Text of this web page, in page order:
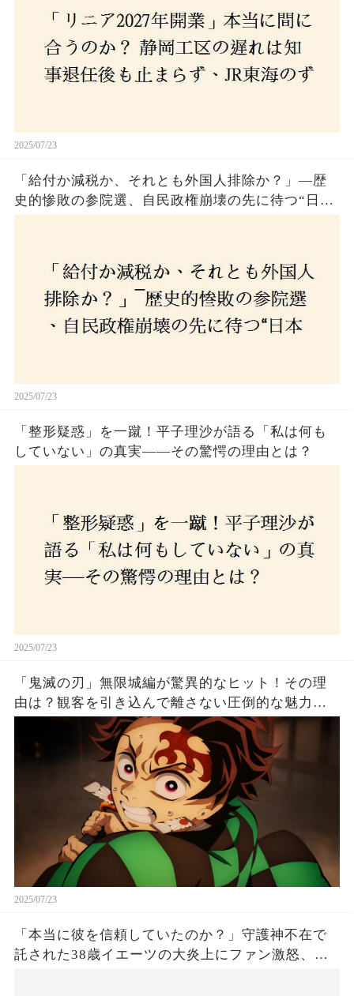
2025/07/23
「給付か減税か、それとも外国人排除か？」―歴
史的惨敗の参院選、自民政権崩壊の先に待つ“日本
2025/07/23
「整形疑惑」を一蹴！平子理沙が語る「私は何も
していない」の真実——その驚愕の理由とは？
2025/07/23
「鬼滅の刃」無限城編が驚異的なヒット！その理
由は？観客を引き込んで離さない圧倒的な魅力と
2025/07/23
「本当に彼を信頼していたのか？」守護神不在で
託された38歳イエーツの大炎上にファン激怒、ド